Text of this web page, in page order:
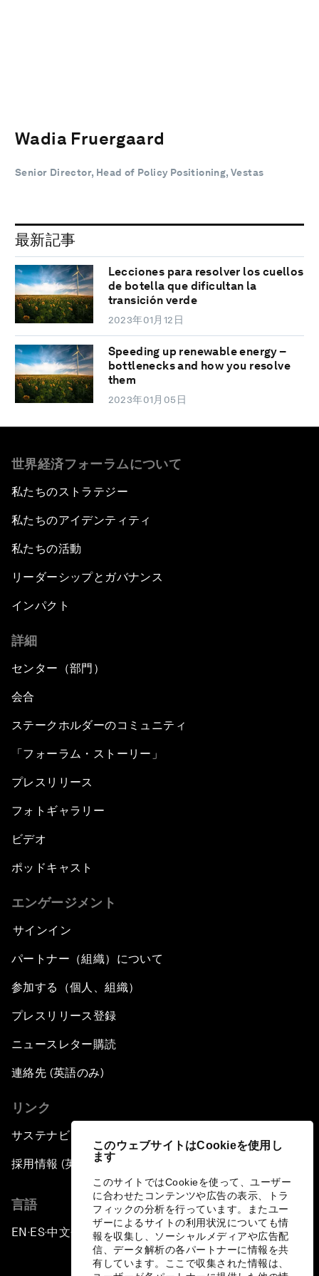
このウェブサイトはCookieを使用し
ます
このサイトではCookieを使って、ユーザー
に合わせたコンテンツや広告の表示、トラ
フィックの分析を行っています。またユー
ザーによるサイトの利用状況についても情
報を収集し、ソーシャルメディアや広告配
信、データ解析の各パートナーに情報を共
有しています。ここで収集された情報は、
Wadia Fruergaard
Senior Director, Head of Policy Positioning, Vestas
最新記事
Lecciones para resolver los cuellos
de botella que dificultan la
transición verde
2023年01月12日
Speeding up renewable energy –
bottlenecks and how you resolve
them
2023年01月05日
世界経済フォーラムについて
私たちのストラテジー
私たちのアイデンティティ
私たちの活動
リーダーシップとガバナンス
インパクト
詳細
センター（部門）
会合
ステークホルダーのコミュニティ
「フォーラム・ストーリー」
プレスリリース
フォトギャラリー
ビデオ
ポッドキャスト
エンゲージメント
サインイン
パートナー（組織）について
参加する（個人、組織）
プレスリリース登録
ニュースレター購読
連絡先 (英語のみ)
リンク
サステナビリティへの取り組み
採用情報 (英語のみ)
言語
EN ▪ ES▪中文▪ 日本語